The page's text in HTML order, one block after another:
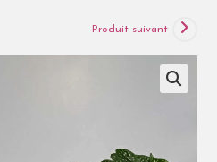
Produit suivant